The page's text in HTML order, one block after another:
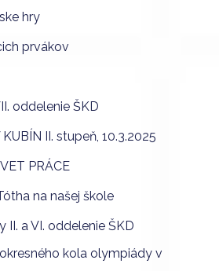
hry
prvákov
oddelenie ŠKD
II. stupeň, 10.3.2025
PRÁCE
na našej škole
II. a VI. oddelenie ŠKD
kola olympiády v